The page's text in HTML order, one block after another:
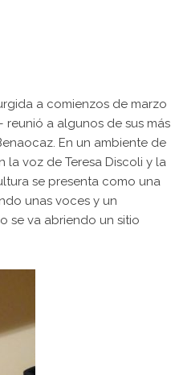
a comienzos de marzo
reunió a algunos de sus más
En un ambiente de
voz de Teresa Discoli y la
se presenta como una
unas voces y un
se va abriendo un sitio